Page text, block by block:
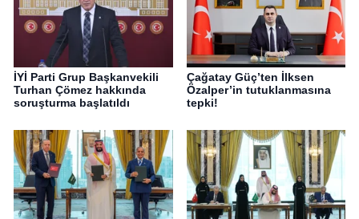
İYİ Parti Grup Başkanvekili
Turhan Çömez hakkında
soruşturma başlatıldı
Çağatay Güç’ten İlksen
Özalper’in tutuklanmasına
tepki!